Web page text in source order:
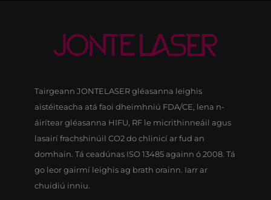
Tairgeann JONTELASER gléasanna leighis
aistéiteacha atá faoi dheimhniú FDA/CE, lena n-
áirítear gléasanna HIFU, RF le micrithinneáil agus
lasairí frachshinúil CO2 do chlinicí ar fud an
domhain. Tá ceadúnas ISO 13485 againn ó 2008. Tá
go leor gairmí leighis ag brath orainn. Iarr ar
chuidiú inniu.